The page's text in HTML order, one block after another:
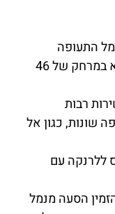
התעופה
הבינלאומי לרנקה (LCA) נמצא במרחק של 46
רבות
שונות, כגון אל
ללרנקה עם
הסעה מנמל